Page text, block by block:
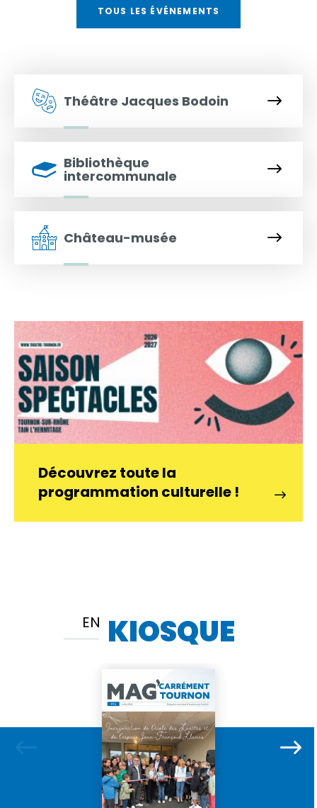
TOUS LES ÉVÉNEMENTS
Théâtre Jacques Bodoin
Bibliothèque
intercommunale
Château-musée
Découvrez toute la
programmation culturelle !
EN KIOSQUE